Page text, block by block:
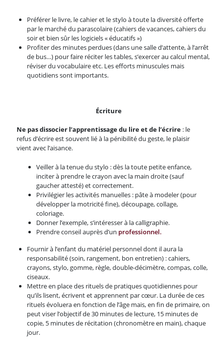
Préférer le livre, le cahier et le stylo à toute la diversité offerte
par le marché du parascolaire (cahiers de vacances, cahiers du
soir et bien sûr les logiciels « éducatifs »)
Profiter des minutes perdues (dans une salle d’attente, à l’arrêt
de bus…) pour faire réciter les tables, s’exercer au calcul mental,
réviser du vocabulaire etc. Les efforts minuscules mais
quotidiens sont importants.
Écriture
Ne pas dissocier l’apprentissage du lire et de l’écrire : le
refus d’écrire est souvent lié à la pénibilité du geste, le plaisir
vient avec l’aisance.
Veiller à la tenue du stylo : dès la toute petite enfance,
inciter à prendre le crayon avec la main droite (sauf
gaucher attesté) et correctement.
Privilégier les activités manuelles : pâte à modeler (pour
développer la motricité fine), découpage, collage,
coloriage.
Donner l’exemple, s’intéresser à la calligraphie.
Prendre conseil auprès d’un professionnel.
Fournir à l’enfant du matériel personnel dont il aura la
responsabilité (soin, rangement, bon entretien) : cahiers,
crayons, stylo, gomme, règle, double-décimètre, compas, colle,
ciseaux.
Mettre en place des rituels de pratiques quotidiennes pour
qu’ils lisent, écrivent et apprennent par cœur. La durée de ces
rituels évoluera en fonction de l’âge mais, en fin de primaire, on
peut viser l’objectif de 30 minutes de lecture, 15 minutes de
copie, 5 minutes de récitation (chronomètre en main), chaque
jour.